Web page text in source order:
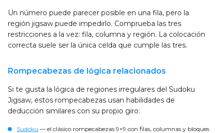
Un número puede parecer posible en una fila, pero la
región jigsaw puede impedirlo. Comprueba las tres
restricciones a la vez: fila, columna y región. La colocación
correcta suele ser la única celda que cumple las tres.
Rompecabezas de lógica relacionados
Si te gusta la lógica de regiones irregulares del Sudoku
Jigsaw, estos rompecabezas usan habilidades de
deducción similares con su propio giro:
Sudoku — el clásico rompecabezas 9×9 con filas, columnas y bloques